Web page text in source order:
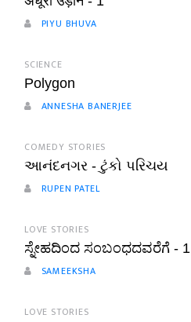
PIYU BHUVA
SCIENCE
Polygon
ANNESHA BANERJEE
COMEDY STORIES
આનંદનગર - ટુંકો પરિચય
RUPEN PATEL
LOVE STORIES
ಸ್ನೇಹದಿಂದ ಸಂಬಂಧದವರೆಗೆ - 1
SAMEEKSHA
LOVE STORIES